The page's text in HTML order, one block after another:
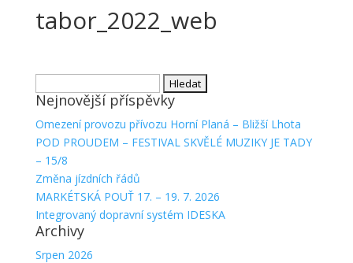
tabor_2022_web
Nejnovější příspěvky
Omezení provozu přívozu Horní Planá – Bližší Lhota
POD PROUDEM – FESTIVAL SKVĚLÉ MUZIKY JE TADY
– 15/8
Změna jízdních řádů
MARKÉTSKÁ POUŤ 17. – 19. 7. 2026
Integrovaný dopravní systém IDESKA
Archivy
Srpen 2026